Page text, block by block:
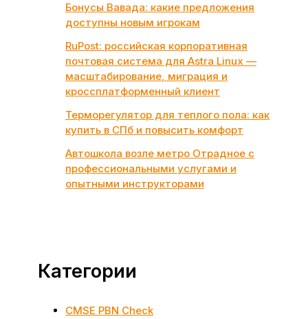
Бонусы Вавада: какие предложения
доступны новым игрокам
RuPost: российская корпоративная
почтовая система для Astra Linux —
масштабирование, миграция и
кроссплатформенный клиент
Терморегулятор для теплого пола: как
купить в СПб и повысить комфорт
Автошкола возле метро Отрадное с
профессиональными услугами и
опытными инструкторами
Категории
CMSE PBN Check